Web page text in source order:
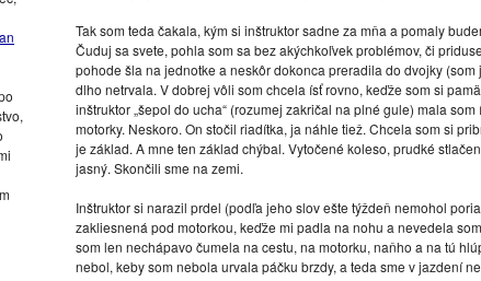
Tak som teda čakala, kým si inštruktor sadne za mňa a pomaly
Čuduj sa svete, pohla som sa bez akýchkoľvek problémov, či
pohode šla na jednotke a neskôr dokonca preradila do dvojky
dlho netrvala. V dobrej vôli som chcela ísť rovno, keďže som si
inštruktor „šepol do ucha“ (rozumej zakričal na plné gule) mala
motorky. Neskoro. On stočil riadítka, ja náhle tiež. Chcela som si
je základ. A mne ten základ chýbal. Vytočené koleso, prudké
jasný. Skončili sme na zemi.
Inštruktor si narazil prdel (podľa jeho slov ešte týždeň nemohol
zakliesnená pod motorkou, keďže mi padla na nohu a nevedela
som len nechápavo čumela na cestu, na motorku, naňho a na tú
nebol, keby som nebola urvala páčku brzdy, a teda sme v jazdení